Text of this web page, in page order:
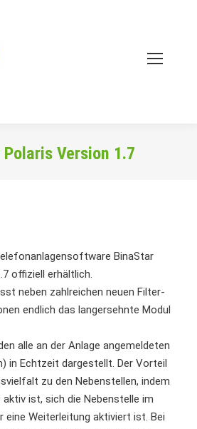
Version 1.7
BinaStar
offiziell erhältlich.
neben zahlreichen neuen Filter-
endlich das langersehnte Modul
alle an der Anlage angemeldeten
in Echtzeit dargestellt. Der Vorteil
zu den Nebenstellen, indem
aktiv ist, sich die Nebenstelle im
eine Weiterleitung aktiviert ist. Bei